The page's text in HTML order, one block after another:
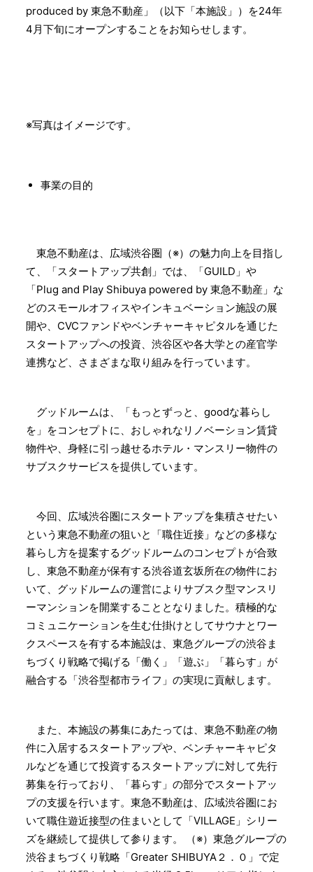
produced by 東急不動産」（以下「本施設」）を24年
4月下旬にオープンすることをお知らせします。
※写真はイメージです。
事業の目的
東急不動産は、広域渋谷圏（※）の魅力向上を目指し
て、「スタートアップ共創」では、「GUILD」や
「Plug and Play Shibuya powered by 東急不動産」な
どのスモールオフィスやインキュベーション施設の展
開や、CVCファンドやベンチャーキャピタルを通じた
スタートアップへの投資、渋谷区や各大学との産官学
連携など、さまざまな取り組みを行っています。
グッドルームは、「もっとずっと、goodな暮らし
を」をコンセプトに、おしゃれなリノベーション賃貸
物件や、身軽に引っ越せるホテル・マンスリー物件の
サブスクサービスを提供しています。
今回、広域渋谷圏にスタートアップを集積させたい
という東急不動産の狙いと「職住近接」などの多様な
暮らし方を提案するグッドルームのコンセプトが合致
し、東急不動産が保有する渋谷道玄坂所在の物件にお
いて、グッドルームの運営によりサブスク型マンスリ
ーマンションを開業することとなりました。積極的な
コミュニケーションを生む仕掛けとしてサウナとワー
クスペースを有する本施設は、東急グループの渋谷ま
ちづくり戦略で掲げる「働く」「遊ぶ」「暮らす」が
融合する「渋谷型都市ライフ」の実現に貢献します。
また、本施設の募集にあたっては、東急不動産の物
件に入居するスタートアップや、ベンチャーキャピタ
ルなどを通じて投資するスタートアップに対して先行
募集を行っており、「暮らす」の部分でスタートアッ
プの支援を行います。東急不動産は、広域渋谷圏にお
いて職住遊近接型の住まいとして「VILLAGE」シリー
ズを継続して提供して参ります。 （※）東急グループの
渋谷まちづくり戦略「Greater SHIBUYA２．０」で定